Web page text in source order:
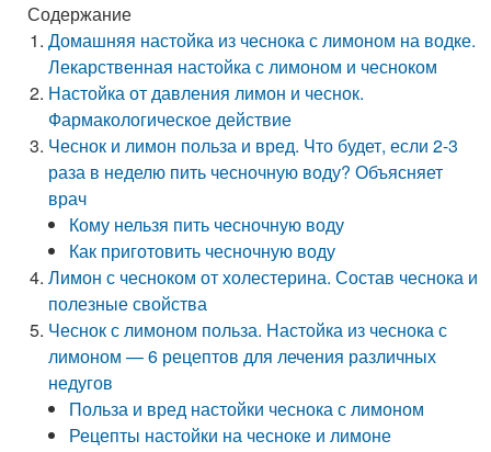
Содержание
Домашняя настойка из чеснока с лимоном на водке.
Лекарственная настойка с лимоном и чесноком
Настойка от давления лимон и чеснок.
Фармакологическое действие
Чеснок и лимон польза и вред. Что будет, если 2-3
раза в неделю пить чесночную воду? Объясняет
врач
Кому нельзя пить чесночную воду
Как приготовить чесночную воду
Лимон с чесноком от холестерина. Состав чеснока и
полезные свойства
Чеснок с лимоном польза. Настойка из чеснока с
лимоном — 6 рецептов для лечения различных
недугов
Польза и вред настойки чеснока с лимоном
Рецепты настойки на чесноке и лимоне